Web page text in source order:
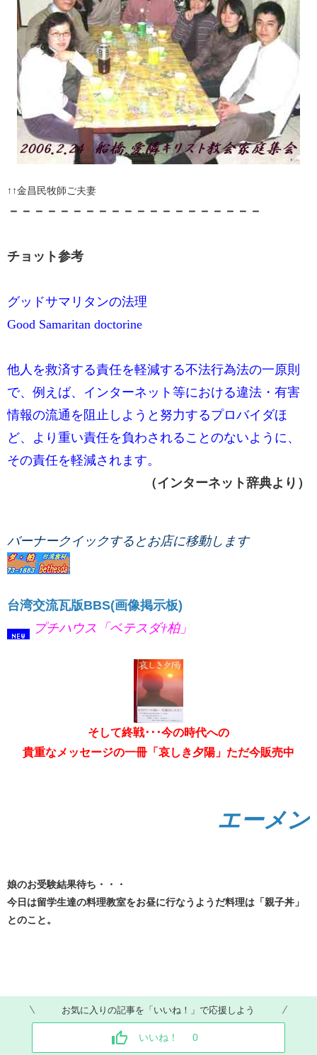
↑↑金昌民牧師ご夫妻
－－－－－－－－－－－－－－－－－－－－
チョット参考
グッドサマリタンの法理
Good Samaritan doctorine
他人を救済する責任を軽減する不法行為法の一原則
で、例えば、インターネット等における違法・有害
情報の流通を阻止しようと努力するプロバイダほ
ど、より重い責任を負わされることのないように、
その責任を軽減されます。
（インターネット辞典より）
バーナークイックするとお店に移動します
台湾交流瓦版BBS(画像掲示板)
プチハウス「ベテスダ†柏」
そして終戦･･･今の時代への
貴重なメッセージの一冊「哀しき夕陽」ただ今販売中
エーメン
娘のお受験結果待ち・・・
今日は留学生達の料理教室をお昼に行なうようだ料理は「親子丼」
とのこと。
お気に入りの記事を「いいね！」で応援しよう
いいね！ 0